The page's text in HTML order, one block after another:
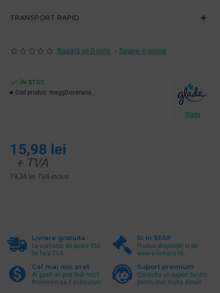
TRANSPORT RAPID
Bazată pe 0 note. - Spune-ţi opinia
15,98 lei
+ TVA
19,34 lei TVA inclus
ÎN STOC
Cod produs: maggDoceraoa
Glade
Livrare gratuita
La comenzi de peste 550
lei fara TVA.
Si in SEAP
Produs disponibil si pe
www.e-licitatie.ro
Cel mai mic pret
Ai gasit un pret mai mic?
Promitem sa il echivalam.
Suport premium
Consulta un expert Sanito
pentru mai multe detalii